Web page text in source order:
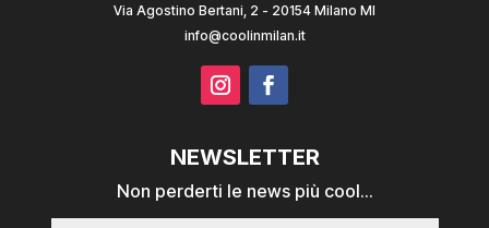
Via Agostino Bertani, 2 - 20154 Milano MI
info@coolinmilan.it
NEWSLETTER
Non perderti le news più cool...